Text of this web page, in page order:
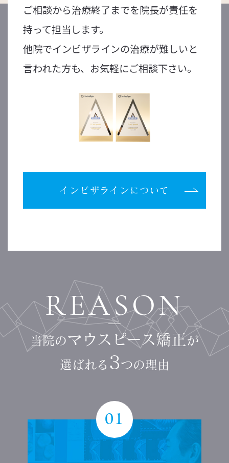
ご相談から治療終了までを院長が責任を
持って担当します。
他院でインビザラインの治療が難しいと
言われた方も、お気軽にご相談下さい。
インビザラインについて
REASON
当院のマウスピース矯正が
選ばれる 3つの理由
01